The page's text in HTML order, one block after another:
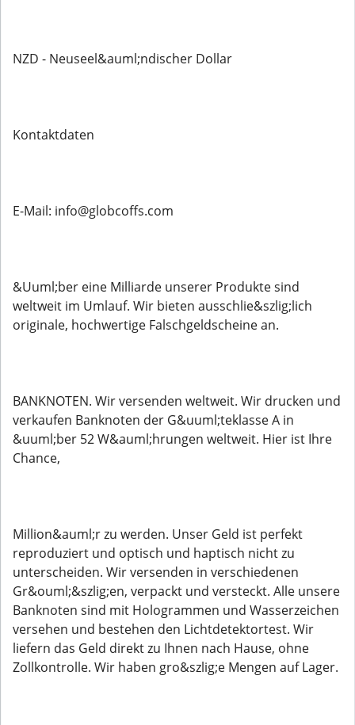
NZD - Neuseel&auml;ndischer Dollar
Kontaktdaten
E-Mail: info@globcoffs.com
&Uuml;ber eine Milliarde unserer Produkte sind
weltweit im Umlauf. Wir bieten ausschlie&szlig;lich
originale, hochwertige Falschgeldscheine an.
BANKNOTEN. Wir versenden weltweit. Wir drucken und
verkaufen Banknoten der G&uuml;teklasse A in
&uuml;ber 52 W&auml;hrungen weltweit. Hier ist Ihre
Chance,
Million&auml;r zu werden. Unser Geld ist perfekt
reproduziert und optisch und haptisch nicht zu
unterscheiden. Wir versenden in verschiedenen
Gr&ouml;&szlig;en, verpackt und versteckt. Alle unsere
Banknoten sind mit Hologrammen und Wasserzeichen
versehen und bestehen den Lichtdetektortest. Wir
liefern das Geld direkt zu Ihnen nach Hause, ohne
Zollkontrolle. Wir haben gro&szlig;e Mengen auf Lager.